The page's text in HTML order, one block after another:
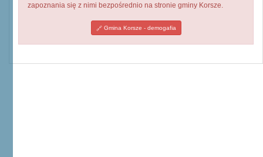
zapoznania się z nimi bezpośrednio na stronie gminy Korsze.
Gmina Korsze - demogafia